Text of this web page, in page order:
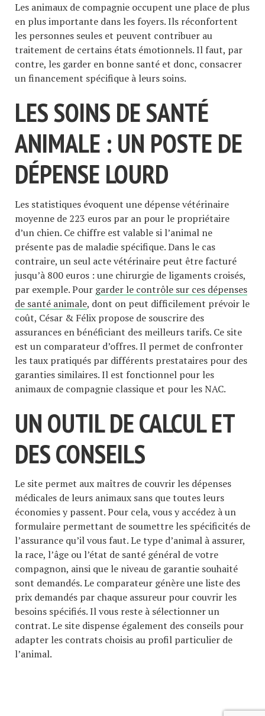
Les animaux de compagnie occupent une place de plus
en plus importante dans les foyers. Ils réconfortent
les personnes seules et peuvent contribuer au
traitement de certains états émotionnels. Il faut, par
contre, les garder en bonne santé et donc, consacrer
un financement spécifique à leurs soins.
LES SOINS DE SANTÉ
ANIMALE : UN POSTE DE
DÉPENSE LOURD
Les statistiques évoquent une dépense vétérinaire
moyenne de 223 euros par an pour le propriétaire
d’un chien. Ce chiffre est valable si l’animal ne
présente pas de maladie spécifique. Dans le cas
contraire, un seul acte vétérinaire peut être facturé
jusqu’à 800 euros : une chirurgie de ligaments croisés,
par exemple. Pour garder le contrôle sur ces dépenses
de santé animale, dont on peut difficilement prévoir le
coût, César & Félix propose de souscrire des
assurances en bénéficiant des meilleurs tarifs. Ce site
est un comparateur d’offres. Il permet de confronter
les taux pratiqués par différents prestataires pour des
garanties similaires. Il est fonctionnel pour les
animaux de compagnie classique et pour les NAC.
UN OUTIL DE CALCUL ET
DES CONSEILS
Le site permet aux maîtres de couvrir les dépenses
médicales de leurs animaux sans que toutes leurs
économies y passent. Pour cela, vous y accédez à un
formulaire permettant de soumettre les spécificités de
l’assurance qu’il vous faut. Le type d’animal à assurer,
la race, l’âge ou l’état de santé général de votre
compagnon, ainsi que le niveau de garantie souhaité
sont demandés. Le comparateur génère une liste des
prix demandés par chaque assureur pour couvrir les
besoins spécifiés. Il vous reste à sélectionner un
contrat. Le site dispense également des conseils pour
adapter les contrats choisis au profil particulier de
l’animal.